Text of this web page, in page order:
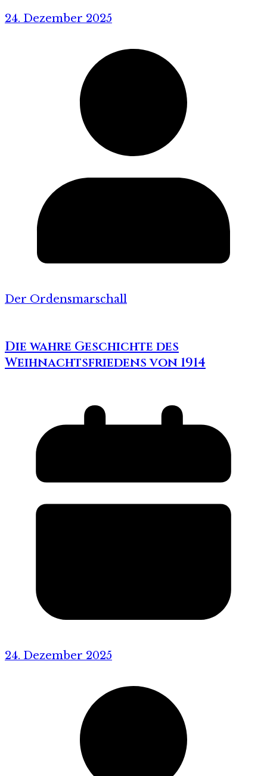
24. Dezember 2025
Der Ordensmarschall
Die wahre Geschichte des
Weihnachtsfriedens von 1914
24. Dezember 2025